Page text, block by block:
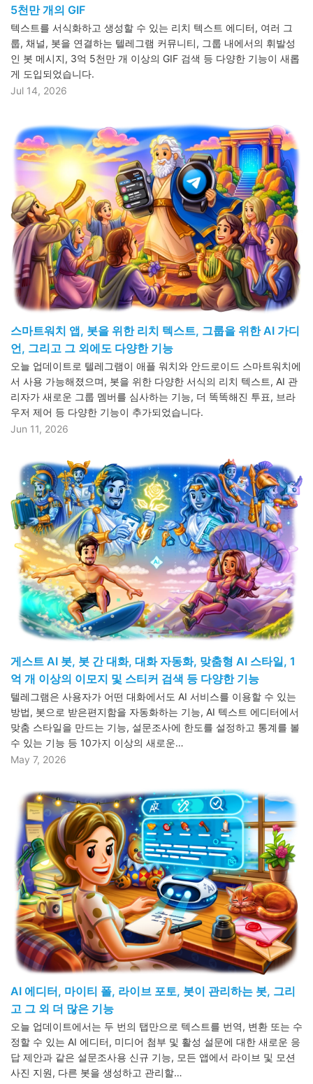
5천만 개의 GIF
텍스트를 서식화하고 생성할 수 있는 리치 텍스트 에디터, 여러 그
룹, 채널, 봇을 연결하는 텔레그램 커뮤니티, 그룹 내에서의 휘발성
인 봇 메시지, 3억 5천만 개 이상의 GIF 검색 등 다양한 기능이 새롭
게 도입되었습니다.
Jul 14, 2026
스마트워치 앱, 봇을 위한 리치 텍스트, 그룹을 위한 AI 가디
언, 그리고 그 외에도 다양한 기능
오늘 업데이트로 텔레그램이 애플 워치와 안드로이드 스마트워치에
서 사용 가능해졌으며, 봇을 위한 다양한 서식의 리치 텍스트, AI 관
리자가 새로운 그룹 멤버를 심사하는 기능, 더 똑똑해진 투표, 브라
우저 제어 등 다양한 기능이 추가되었습니다.
Jun 11, 2026
게스트 AI 봇, 봇 간 대화, 대화 자동화, 맞춤형 AI 스타일, 1
억 개 이상의 이모지 및 스티커 검색 등 다양한 기능
텔레그램은 사용자가 어떤 대화에서도 AI 서비스를 이용할 수 있는
방법, 봇으로 받은편지함을 자동화하는 기능, AI 텍스트 에디터에서
맞춤 스타일을 만드는 기능, 설문조사에 한도를 설정하고 통계를 볼
수 있는 기능 등 10가지 이상의 새로운…
May 7, 2026
AI 에디터, 마이티 폴, 라이브 포토, 봇이 관리하는 봇, 그리
고 그 외 더 많은 기능
오늘 업데이트에서는 두 번의 탭만으로 텍스트를 번역, 변환 또는 수
정할 수 있는 AI 에디터, 미디어 첨부 및 활성 설문에 대한 새로운 응
답 제안과 같은 설문조사용 신규 기능, 모든 앱에서 라이브 및 모션
사진 지원, 다른 봇을 생성하고 관리할…